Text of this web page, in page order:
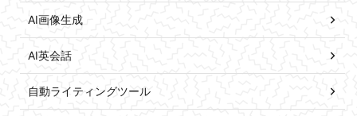
AI画像生成
AI英会話
自動ライティングツール